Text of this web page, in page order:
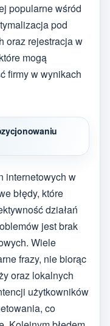
popularne wśród
pod
oraz rejestracja w
mogą
firmy w wynikach
internetowych w
błędy, które
działań
jest brak
Wiele
frazy, nie biorąc
oraz lokalnych
użytkowników
co